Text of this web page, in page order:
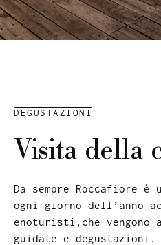
DEGUSTAZIONI
Visita della
Da sempre Roccafiore è
ogni giorno dell’anno
enoturisti,che vengono
guidate e degustazioni.